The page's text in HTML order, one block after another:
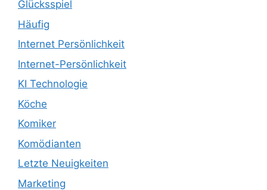
Glücksspiel
Häufig
Internet Persönlichkeit
Internet-Persönlichkeit
KI Technologie
Köche
Komiker
Komödianten
Letzte Neuigkeiten
Marketing